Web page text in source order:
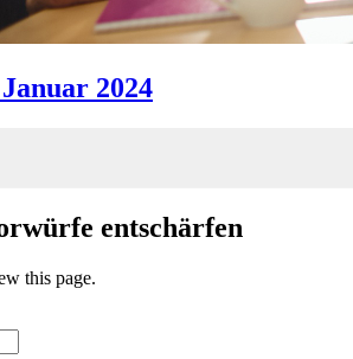
2024
entschärfen
this page.